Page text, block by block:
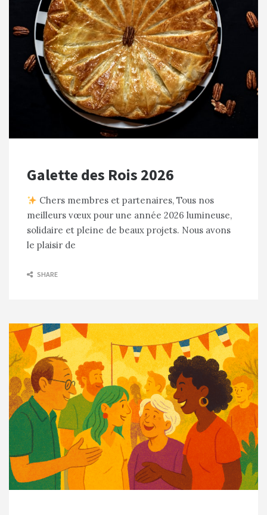
Galette des Rois 2026
Chers membres et partenaires, Tous nos
meilleurs vœux pour une année 2026 lumineuse,
solidaire et pleine de beaux projets. Nous avons
le plaisir de
SHARE